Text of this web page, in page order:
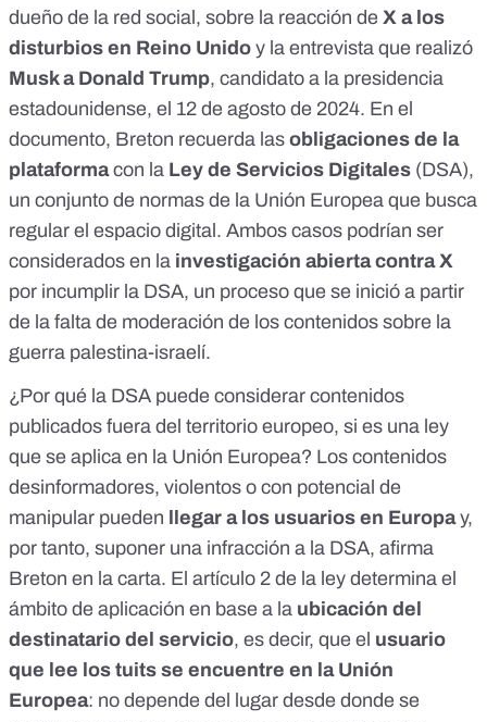
dueño de la red social, sobre la reacción de X a los
disturbios en Reino Unido y la entrevista que realizó
Musk a Donald Trump, candidato a la presidencia
estadounidense, el 12 de agosto de 2024. En el
documento, Breton recuerda las obligaciones de la
plataformacon la Ley de Servicios Digitales (DSA),
un conjunto de normas de la Unión Europea que busca
regular el espacio digital. Ambos casos podrían ser
considerados en la investigación abierta contra X
por incumplir la DSA, un proceso que se inició a partir
de la falta de moderación de los contenidos sobre la
guerra palestina-israelí.
¿Por qué la DSA puede considerar contenidos
publicados fuera del territorio europeo, si es una ley
que se aplica en la Unión Europea? Los contenidos
desinformadores, violentos o con potencial de
manipular pueden llegar a los usuarios en Europay,
por tanto, suponer una infracción a la DSA, afirma
Breton en la carta. El artículo 2 de la ley determina el
ámbito de aplicación en base a la ubicación del
destinatario del servicio, es decir, que el usuario
que lee los tuits se encuentre en la Unión
Europea: no depende del lugar desde donde se